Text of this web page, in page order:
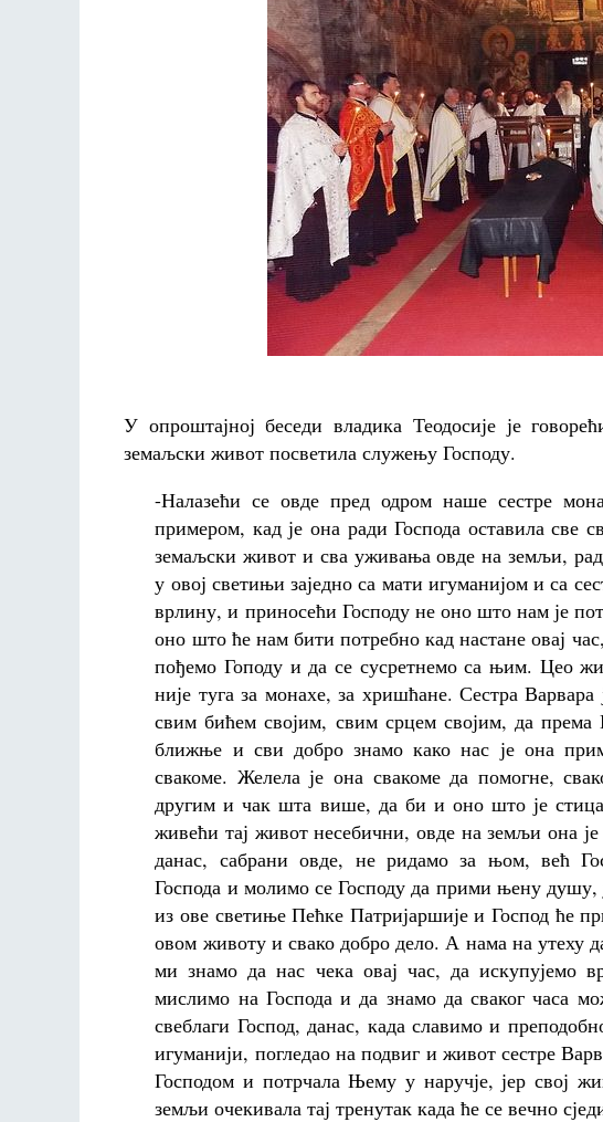
У опроштајној беседи владика Теодосије је
земаљски живот посветила служењу Господу.
-Налазећи се овде пред одром наше сестре
примером, кад је она ради Господа оставила све
земаљски живот и сва уживања овде на земљи,
у овој светињи заједно са мати игуманијом и са
врлину, и приносећи Господу не оно што нам је
оно што ће нам бити потребно кад настане овај
пођемо Гоподу и да се сусретнемо са њим. Цео
није туга за монахе, за хришћане. Сестра
свим бићем својим, свим срцем својим, да
ближње и сви добро знамо како нас је она
свакоме. Желела је она свакоме да помогне,
другим и чак шта више, да би и оно што је
живећи тај живот несебични, овде на земљи она
данас, сабрани овде, не ридамо за њом, већ
Господа и молимо се Господу да прими њену душу,
из ове светиње Пећке Патријаршије и Господ ће
овом животу и свако добро дело. А нама на утеху
ми знамо да нас чека овај час, да искупујемо
мислимо на Господа и да знамо да сваког часа
свеблаги Господ, данас, када славимо и
игуманији, погледао на подвиг и живот сестре
Господом и потрчала Њему у наручје, јер свој
земљи очекивала тај тренутак када ће се вечно